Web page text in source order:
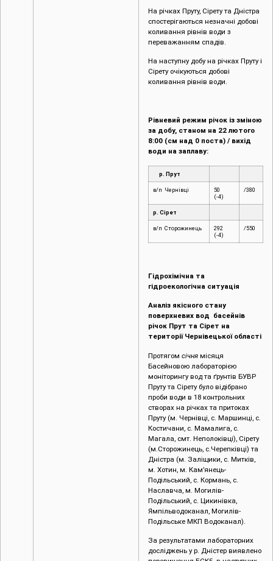
На річках Пруту, Сірету та Дністра
спостерігаються незначні добові
коливання рівнів води з
переважанням спадів.
На наступну добу на річках Пруту і
Сірету очікуються добові
коливання рівнів води.
Рівневий режим річок із зміною
за добу, станом на 22 лютого
8:00 (см над 0 поста) / вихід
води на заплаву:
р. Прут
в/п Чернівці
50
(-4)
/380
р. Сірет
в/п Сторожинець
292
(-4)
/550
Гідрохімічна та
гідроекологічна ситуація
Аналіз якісного стану
поверхневих вод басейнів
річок Прут та Сірет на
території Чернівецької області
Протягом січня місяця
Басейновою лабораторією
моніторингу вод та ґрунтів БУВР
Пруту та Сірету було відібрано
проби води в 18 контрольних
створах на річках та притоках
Пруту (м. Чернівці, c. Маршинці, с.
Костичани, с. Мамалига, с.
Магала, смт. Неполоківці), Сірету
(м.Сторожинець, с.Черепківці) та
Дністра (м. Заліщики, с. Митків,
м. Хотин, м. Кам’янець-
Подільський, с. Кормань, с.
Наславча, м. Могилів-
Подільський, с. Цикинівка,
Ямпільводоканал, Могилів-
Подільське МКП Водоканал).
За результатами лабораторних
досліджень у р. Дністер виявлено